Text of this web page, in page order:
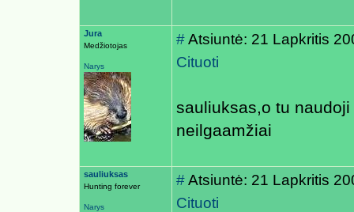
Jura
Medžiotojas
Narys
#Atsiuntė: 21 Lapkritis
Cituoti
sauliuksas,o tu
neilgaamžiai
sauliuksas
Hunting forever
Narys
#Atsiuntė: 21 Lapkritis
Cituoti